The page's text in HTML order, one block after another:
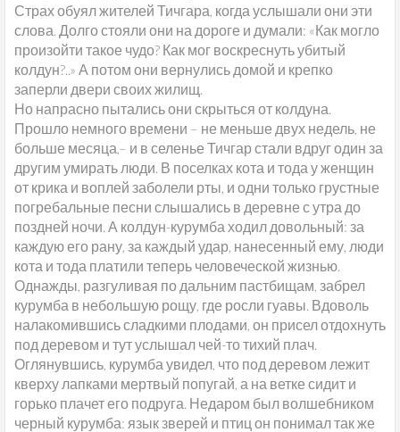
Страх обуял жителей Тичгара, когда услышали они эти
слова. Долго стояли они на дороге и думали: «Как могло
произойти такое чудо? Как мог воскреснуть убитый
колдун?..» А потом они вернулись домой и крепко
заперли двери своих жилищ.
Но напрасно пытались они скрыться от колдуна.
Прошло немного времени – не меньше двух недель, не
больше месяца,– и в селенье Тичгар стали вдруг один за
другим умирать люди. В поселках кота и тода у женщин
от крика и воплей заболели рты, и одни только грустные
погребальные песни слышались в деревне с утра до
поздней ночи. А колдун-курумба ходил довольный: за
каждую его рану, за каждый удар, нанесенный ему, люди
кота и тода платили теперь человеческой жизнью.
Однажды, разгуливая по дальним пастбищам, забрел
курумба в небольшую рощу, где росли гуавы. Вдоволь
налакомившись сладкими плодами, он присел отдохнуть
под деревом и тут услышал чей-то тихий плач.
Оглянувшись, курумба увидел, что под деревом лежит
кверху лапками мертвый попугай, а на ветке сидит и
горько плачет его подруга. Недаром был волшебником
черный курумба: язык зверей и птиц он понимал так же